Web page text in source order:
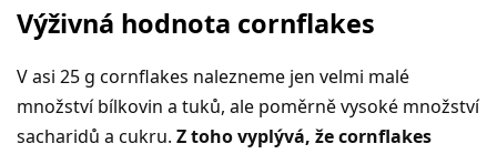
Výživná hodnota cornflakes
V asi 25 g cornflakes nalezneme jen velmi malé
množství bílkovin a tuků, ale poměrně vysoké množství
sacharidů a cukru. Z toho vyplývá, že cornflakes